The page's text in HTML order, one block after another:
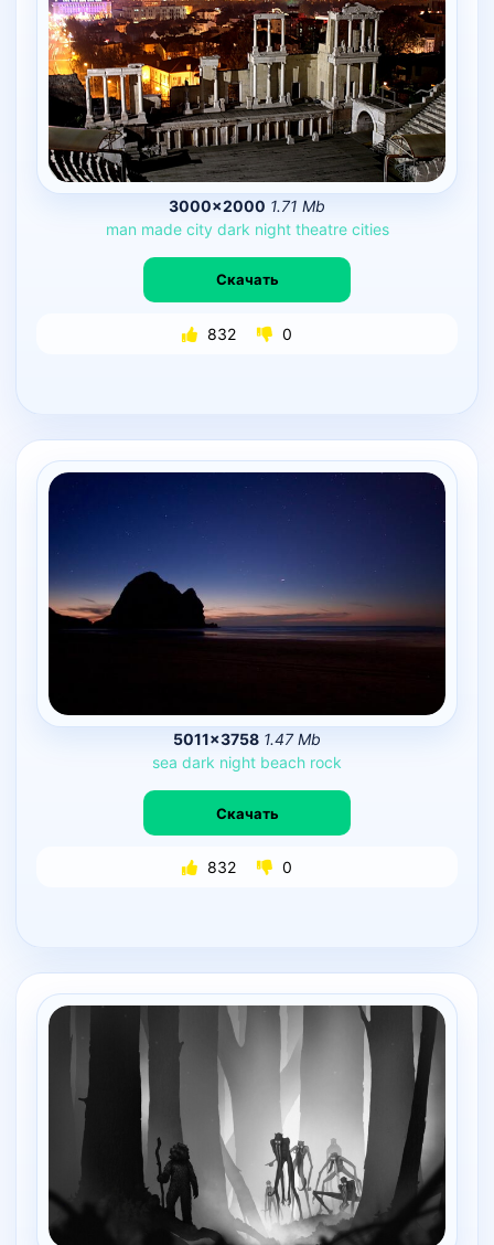
3000×2000 1.71 Mb
man made city dark night theatre cities
Скачать
832 0
5011×3758 1.47 Mb
sea dark night beach rock
Скачать
832 0